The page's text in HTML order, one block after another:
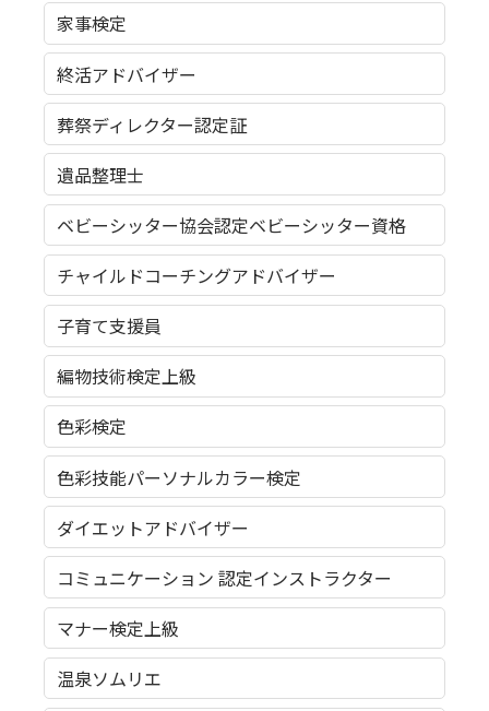
家事検定
終活アドバイザー
葬祭ディレクター認定証
遺品整理士
ベビーシッター協会認定ベビーシッター資格
チャイルドコーチングアドバイザー
子育て支援員
編物技術検定上級
色彩検定
色彩技能パーソナルカラー検定
ダイエットアドバイザー
コミュニケーション 認定インストラクター
マナー検定上級
温泉ソムリエ